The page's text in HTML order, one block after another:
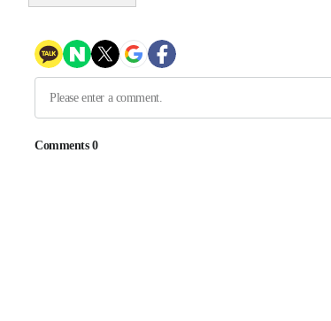
-1706초 전 >[속보]'채상병 순직 책임' 임성근, 항소심도 징
-1572초 전 >[속보]종합특검, '관저이전 봐주기 감사' 유병
-26038초 전 >
-26002초 전 >
SK하이닉스, 용인·청주 팹에 54조 투자
여자배구 이재영·이다영 자매, 아제르바이